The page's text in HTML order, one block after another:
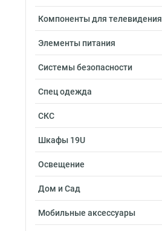
Компоненты для телевидения
Элементы питания
Системы безопасности
Спец одежда
СКС
Шкафы 19U
Освещение
Дом и Сад
Мобильные аксессуары